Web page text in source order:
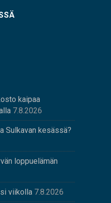
kaipaa
7.8.2026
Sulkavan kesässä?
loppuelämän
viikolla 7.8.2026